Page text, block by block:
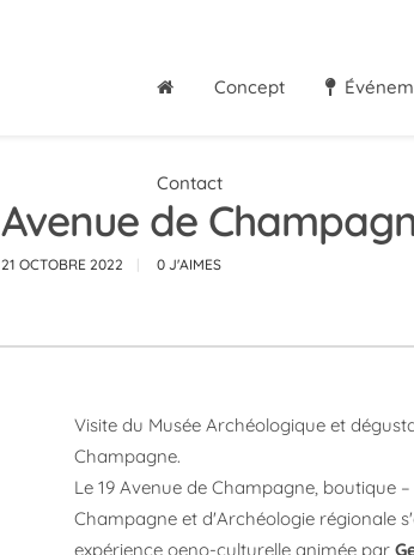
Concept
Contact
Avenue de
21 OCTOBRE 2022 0 J'AIMES
Visite du Musée Archéologique et
Champagne.
Le 19 Avenue de Champagne, boutique
Champagne et d'Archéologie régionale
expérience oeno-culturelle animée par